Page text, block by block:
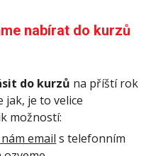
nabírat do kurzů
do kurzů na příští rok
jak, je to velice
možností:
email s telefonním